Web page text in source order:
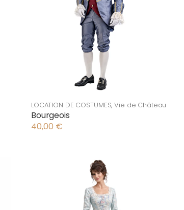
LOCATION DE COSTUMES,Vie de Château
Bourgeois
40,00 €